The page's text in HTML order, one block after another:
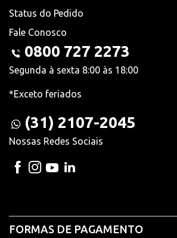
Status do Pedido
Fale Conosco
0800 727 2273
Segunda à sexta 8:00 às 18:00
*Exceto feriados
(31) 2107-2045
Nossas Redes Sociais
FORMAS DE PAGAMENTO